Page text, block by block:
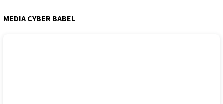
MEDIA CYBER BABEL